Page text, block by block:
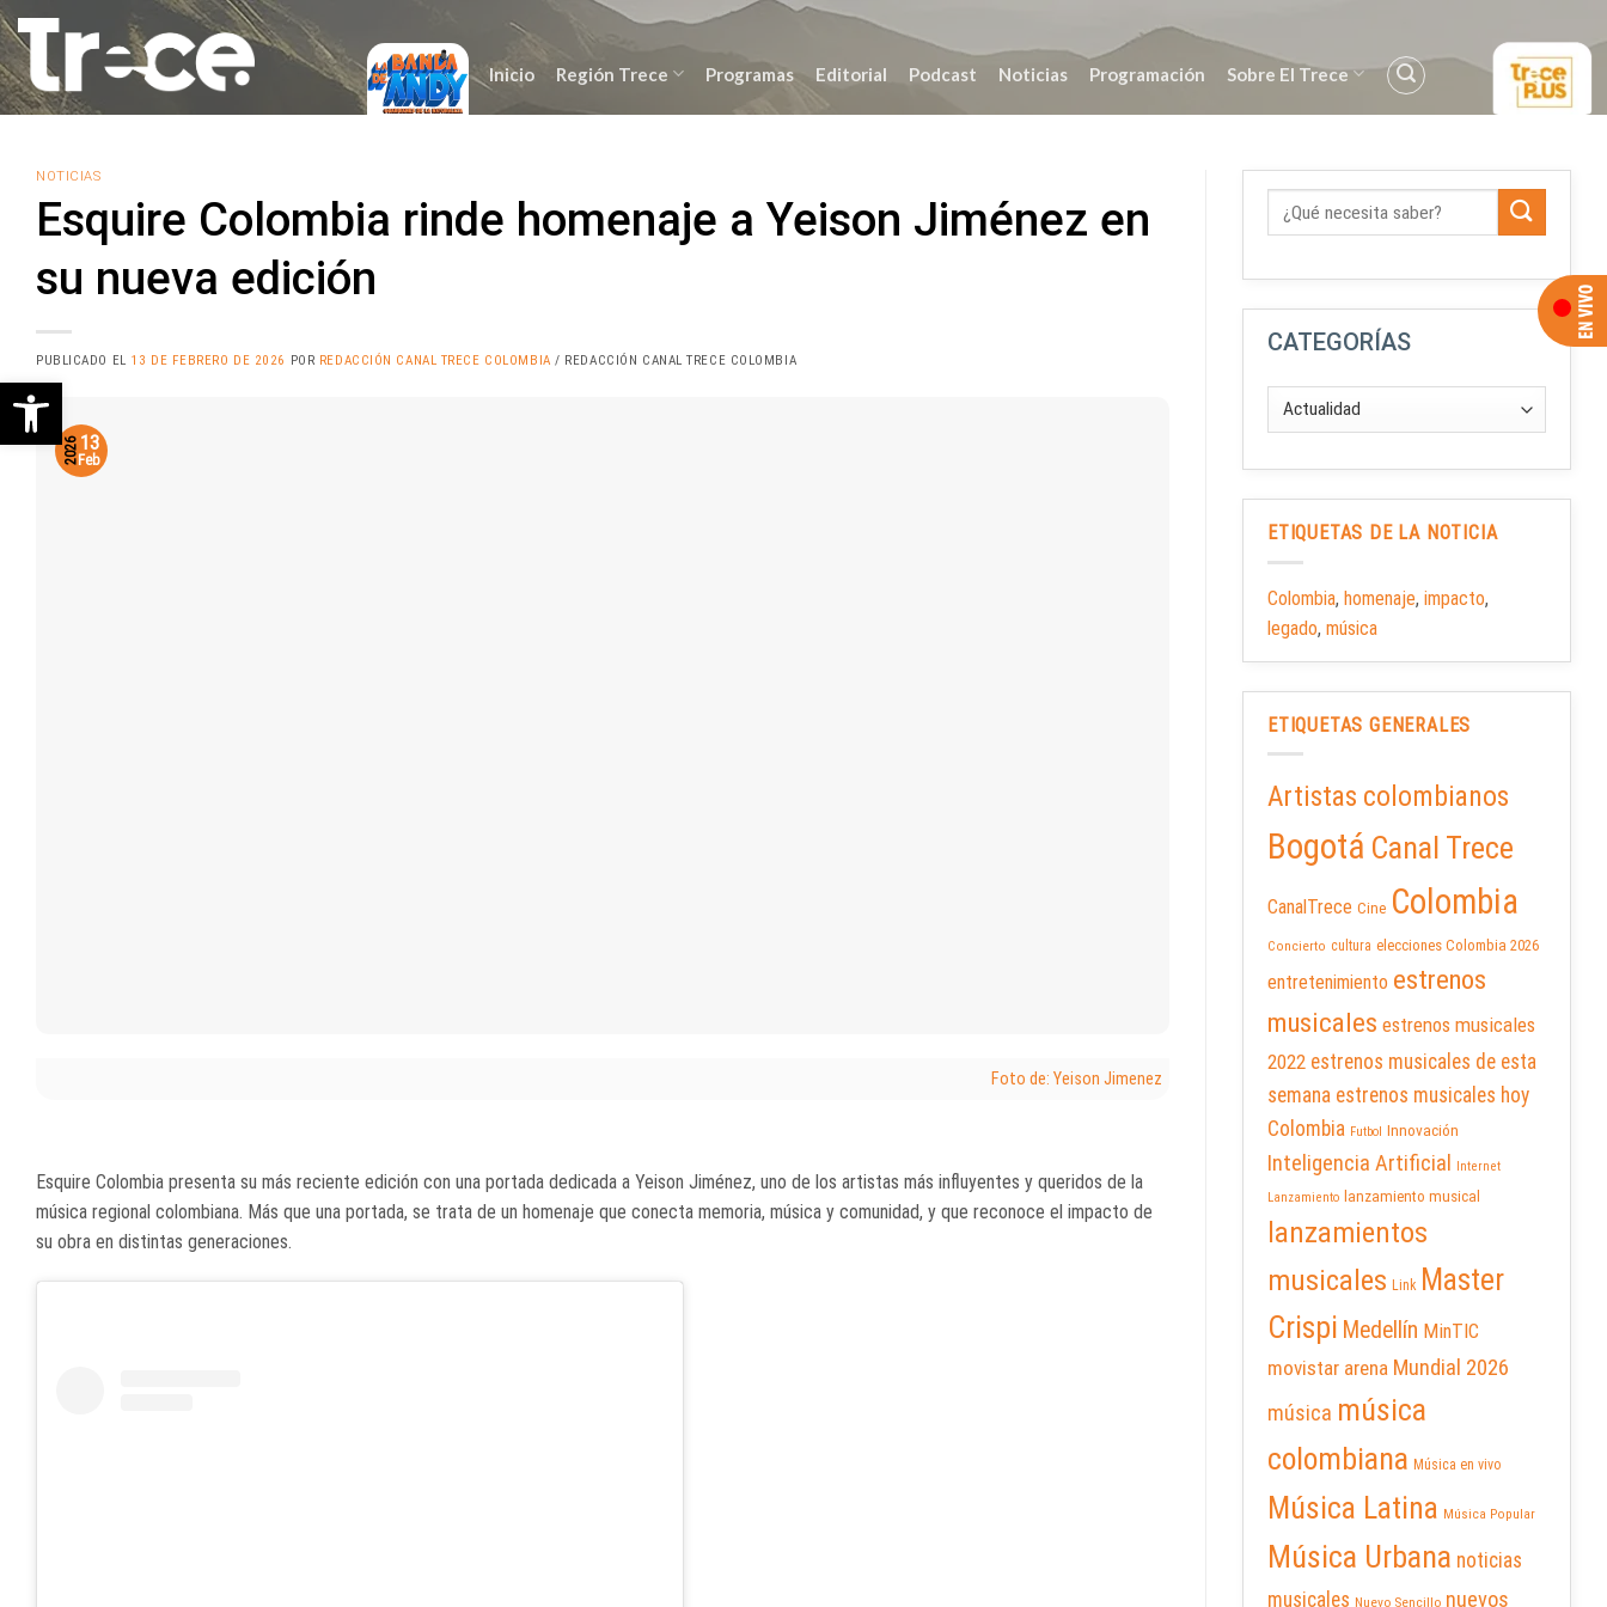
Saltar
al
contenido
Inicio Región Trece Programas Editorial Podcast Noticias Programación Sobre El Trece
NOTICIAS
Esquire Colombia rinde homenaje a Yeison Jiménez en
su nueva edición
PUBLICADO EL 13 DE FEBRERO DE 2026 POR REDACCIÓN CANAL TRECE COLOMBIA / REDACCIÓN CANAL TRECE COLOMBIA
Foto de: Yeison Jimenez
13
Feb
2026
Esquire Colombia presenta su más reciente edición con una portada dedicada a Yeison Jiménez, uno de los artistas más influyentes y queridos de la
música regional colombiana. Más que una portada, se trata de un homenaje que conecta memoria, música y comunidad, y que reconoce el impacto de
su obra en distintas generaciones.
CATEGORÍAS
ETIQUETAS DE LA NOTICIA
Colombia, homenaje, impacto,
legado, música
ETIQUETAS GENERALES
Artistas colombianos
Bogotá Canal Trece
CanalTrece Cine Colombia
Concierto cultura elecciones Colombia 2026
entretenimiento estrenos
musicales estrenos musicales
2022 estrenos musicales de esta
semana estrenos musicales hoy
Colombia Futbol Innovación
Inteligencia Artificial
Internet
Lanzamiento
lanzamiento musical
lanzamientos
musicales Link Master
Crispi Medellín MinTIC
movistar arena Mundial 2026
música música
colombiana Música en vivo
Música Latina Música Popular
Música Urbana noticias
musicales Nuevo Sencillo nuevos
Abrir barra de herramientas